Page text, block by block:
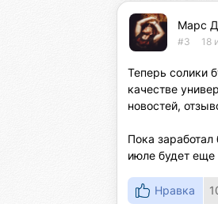
Марс
#3 18
Теперь солики
качестве
новостей,
Пока
июле будет еще
Нравка